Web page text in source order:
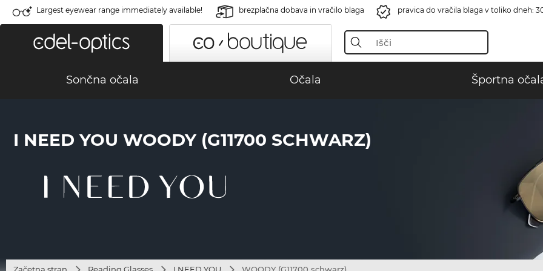
Largest eyewear range immediately available! brezplačna dobava in vračilo blaga pravica do vračila blaga v toliko dneh:
Sončna očala Očala Športna
I NEED YOU WOODY (G11700 SCHWARZ)